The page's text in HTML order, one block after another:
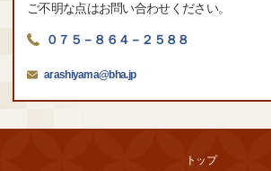
ご不明な点はお問い合わせください。
０７５－８６４－２５８８
arashiyama@bha.jp
トップ